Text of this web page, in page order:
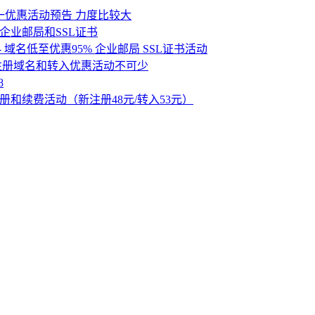
优惠活动预告 力度比较大
业邮局和SSL证书
域名低至优惠95% 企业邮局 SSL证书活动
册域名和转入优惠活动不可少
和续费活动（新注册48元/转入53元）